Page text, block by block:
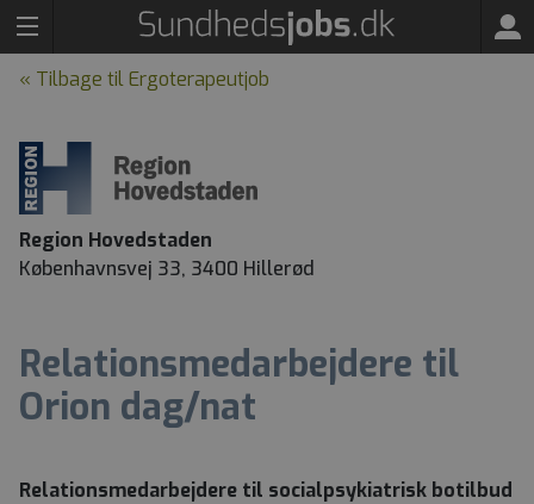
« Tilbage til Ergoterapeutjob
Region Hovedstaden
Københavnsvej 33, 3400 Hillerød
Relationsmedarbejdere til
Orion dag/nat
Relationsmedarbejdere til socialpsykiatrisk botilbud